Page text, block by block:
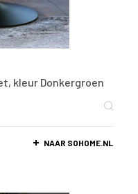
kleur Donkergroen
NAAR SOHOME.NL